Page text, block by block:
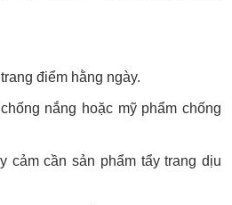
điểm hằng ngày.
nắng hoặc mỹ phẩm chống
cảm cần sản phẩm tẩy trang dịu